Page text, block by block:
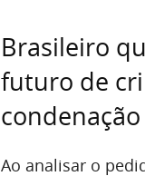
Brasileiro
futuro de
Ao analisar o